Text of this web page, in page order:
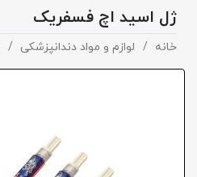
ژل اسید اچ فسفریک
خانه لوازم و مواد دندانپزشکی